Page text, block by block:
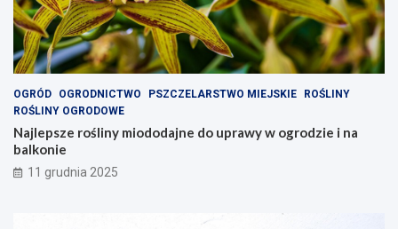
OGRÓD OGRODNICTWO PSZCZELARSTWO MIEJSKIE
ROŚLINY
ROŚLINY OGRODOWE
Najlepsze rośliny miododajne do uprawy w ogrodzie i na
balkonie
11 grudnia 2025